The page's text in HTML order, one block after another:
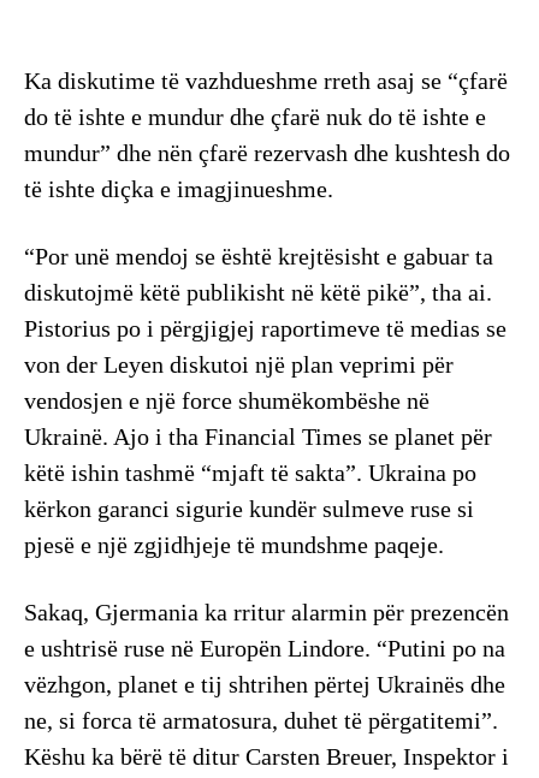
Ka diskutime të vazhdueshme rreth asaj se “çfarë
do të ishte e mundur dhe çfarë nuk do të ishte e
mundur” dhe nën çfarë rezervash dhe kushtesh do
të ishte diçka e imagjinueshme.
“Por unë mendoj se është krejtësisht e gabuar ta
diskutojmë këtë publikisht në këtë pikë”, tha ai.
Pistorius po i përgjigjej raportimeve të medias se
von der Leyen diskutoi një plan veprimi për
vendosjen e një force shumëkombëshe në
Ukrainë. Ajo i tha Financial Times se planet për
këtë ishin tashmë “mjaft të sakta”. Ukraina po
kërkon garanci sigurie kundër sulmeve ruse si
pjesë e një zgjidhjeje të mundshme paqeje.
Sakaq, Gjermania ka rritur alarmin për prezencën
e ushtrisë ruse në Europën Lindore. “Putini po na
vëzhgon, planet e tij shtrihen përtej Ukrainës dhe
ne, si forca të armatosura, duhet të përgatitemi”.
Këshu ka bërë të ditur Carsten Breuer, Inspektor i